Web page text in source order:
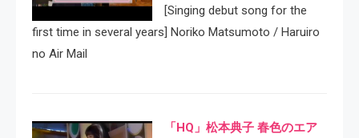
[Singing debut song for the
first time in several years] Noriko Matsumoto / Haruiro
no Air Mail
「HQ」松本典子 春色のエア